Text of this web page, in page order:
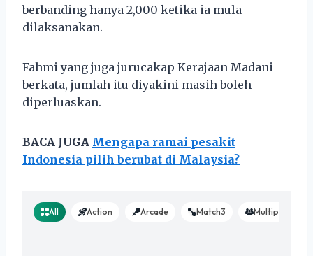
berbanding hanya 2,000 ketika ia mula
dilaksanakan.
Fahmi yang juga jurucakap Kerajaan Madani
berkata, jumlah itu diyakini masih boleh
diperluaskan.
BACA JUGA Mengapa ramai pesakit
Indonesia pilih berubat di Malaysia?